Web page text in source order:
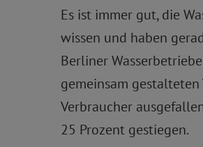
Es ist immer gut, die
wissen und haben
Berliner
gemeinsam
Verbraucher
25 Prozent gestiegen.